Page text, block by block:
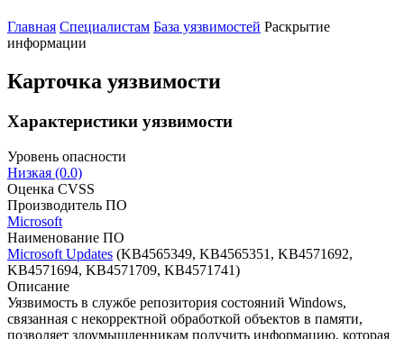
Главная Специалистам База уязвимостей Раскрытие
информации
Карточка уязвимости
Характеристики уязвимости
Уровень опасности
Низкая (0.0)
Оценка CVSS
Производитель ПО
Microsoft
Наименование ПО
Microsoft Updates (KB4565349, KB4565351, KB4571692,
KB4571694, KB4571709, KB4571741)
Описание
Уязвимость в службе репозитория состояний Windows,
связанная с некорректной обработкой объектов в памяти,
позволяет злоумышленникам получить информацию, которая